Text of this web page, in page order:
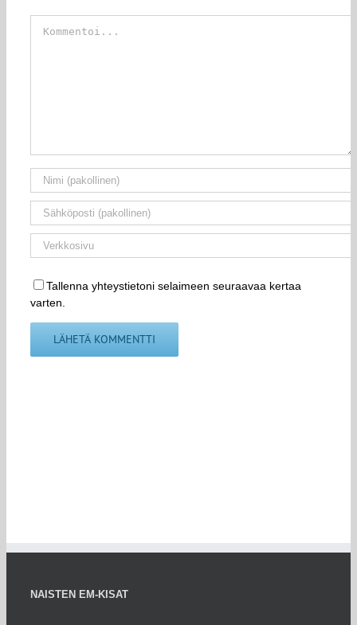
Tallenna yhteystietoni selaimeen seuraavaa kertaa
varten.
NAISTEN EM-KISAT